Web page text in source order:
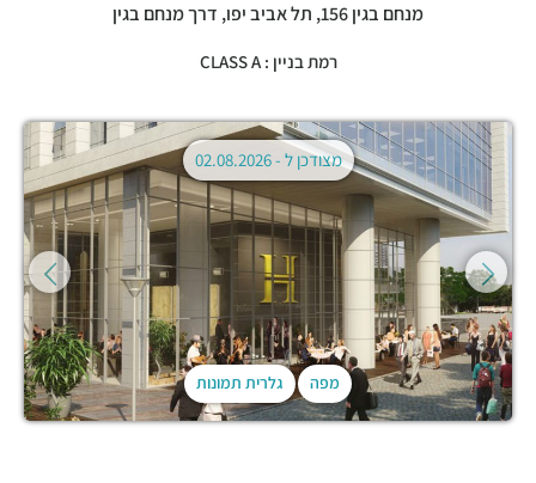
מנחם בגין 156, תל אביב יפו, דרך מנחם בגין
רמת בניין : CLASS A
מפה גלרית תמונות
מצודכן ל -02.08.2026